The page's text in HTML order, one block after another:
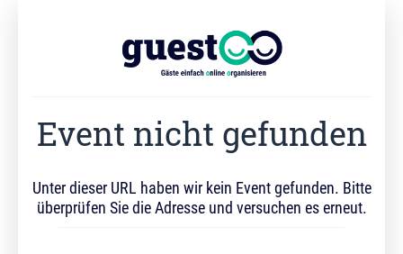
Event nicht gefunden
Unter dieser URL haben wir kein Event gefunden. Bitte
überprüfen Sie die Adresse und versuchen es erneut.